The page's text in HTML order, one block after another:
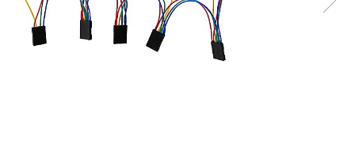
Pat printare
Cap printare